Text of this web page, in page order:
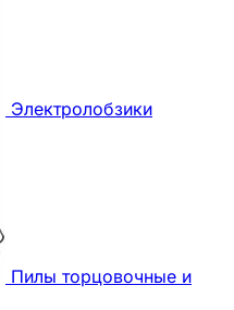
Электролобзики
Пилы торцовочные и